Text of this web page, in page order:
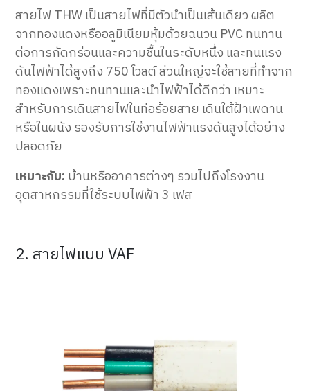
สายไฟ THW เป็นสายไฟที่มีตัวนำเป็นเส้นเดียว ผลิต
จากทองแดงหรืออลูมิเนียมหุ้มด้วยฉนวน PVC ทนทาน
ต่อการกัดกร่อนและความชื้นในระดับหนึ่ง และทนแรง
ดันไฟฟ้าได้สูงถึง 750 โวลต์ ส่วนใหญ่จะใช้สายที่ทำจาก
ทองแดงเพราะทนทานและนำไฟฟ้าได้ดีกว่า เหมาะ
สำหรับการเดินสายไฟในท่อร้อยสาย เดินใต้ฝ้าเพดาน
หรือในผนัง รองรับการใช้งานไฟฟ้าแรงดันสูงได้อย่าง
ปลอดภัย
เหมาะกับ: บ้านหรืออาคารต่างๆ รวมไปถึงโรงงาน
อุตสาหกรรมที่ใช้ระบบไฟฟ้า 3 เฟส
2. สายไฟแบบ VAF